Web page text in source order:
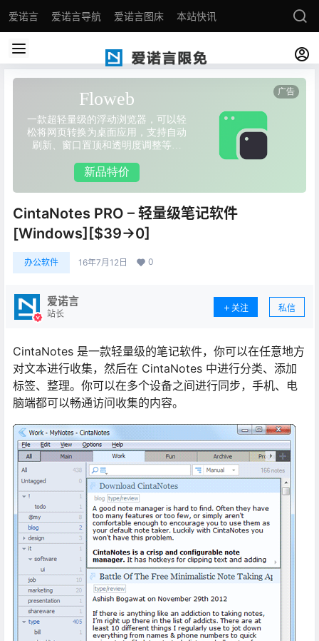
爱诺言 爱诺言导航 爱诺言图床 本站快讯
CintaNotes PRO – 轻量级笔记软件
[Windows][$39→0]
办公软件 16年7月12日 0
爱诺言
站长
关注 私信
CintaNotes 是一款轻量级的笔记软件，你可以在任意地方
对文本进行收集，然后在 CintaNotes 中进行分类、添加
标签、整理。你可以在多个设备之间进行同步，手机、电
脑端都可以畅通访问收集的内容。